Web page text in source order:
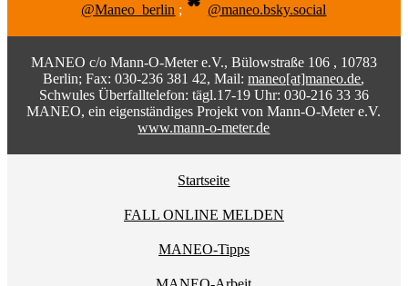
@Maneo_berlin ; @maneo.bsky.social
MANEO c/o Mann-O-Meter e.V., Bülowstraße 106 , 10783
Berlin; Fax: 030-236 381 42, Mail:maneo[at]maneo.de,
Schwules Überfalltelefon: tägl.17-19 Uhr: 030-216 33 36
MANEO, ein eigenständiges Projekt von Mann-O-Meter e.V.
www.mann-o-meter.de
Startseite
FALL ONLINE MELDEN
MANEO-Tipps